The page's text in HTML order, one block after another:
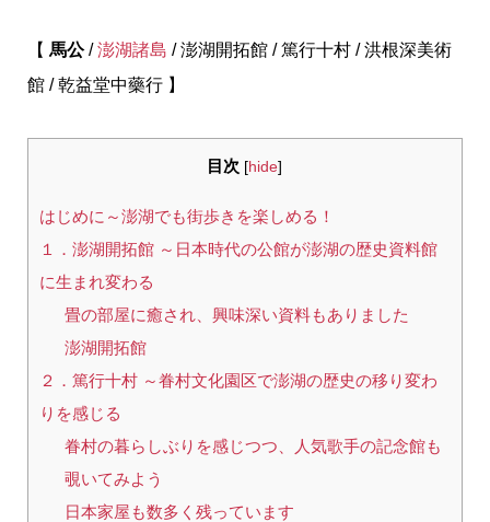
【 馬公/澎湖諸島 / 澎湖開拓館 / 篤行十村 / 洪根深美術
館 / 乾益堂中藥行 】
目次 [hide]
はじめに～澎湖でも街歩きを楽しめる！
１．澎湖開拓館 ～日本時代の公館が澎湖の歴史資料館
に生まれ変わる
畳の部屋に癒され、興味深い資料もありました
澎湖開拓館
２．篤行十村 ～眷村文化園区で澎湖の歴史の移り変わ
りを感じる
眷村の暮らしぶりを感じつつ、人気歌手の記念館も
覗いてみよう
日本家屋も数多く残っています